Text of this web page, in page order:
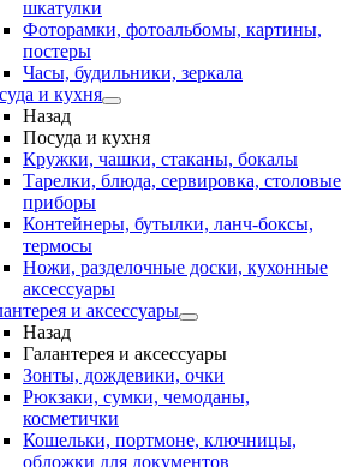
шкатулки
Фоторамки, фотоальбомы, картины,
постеры
Часы, будильники, зеркала
и кухня
Назад
Посуда и кухня
Кружки, чашки, стаканы, бокалы
Тарелки, блюда, сервировка, столовые
приборы
Контейнеры, бутылки, ланч-боксы,
термосы
Ножи, разделочные доски, кухонные
аксессуары
и аксессуары
Назад
Галантерея и аксессуары
Зонты, дождевики, очки
Рюкзаки, сумки, чемоданы,
косметички
Кошельки, портмоне, ключницы,
обложки для документов